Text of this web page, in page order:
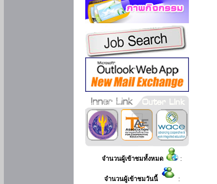
จำนวนผู้เข้าชมทั้งหมด :
จำนวนผู้เข้าชมวันนี้ :